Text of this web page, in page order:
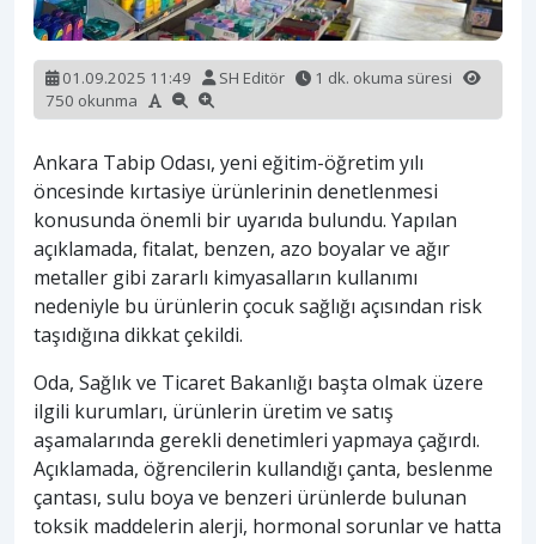
01.09.2025 11:49 SH Editör
1 dk. okuma süresi
750 okunma
Ankara Tabip Odası, yeni eğitim-öğretim yılı
öncesinde kırtasiye ürünlerinin denetlenmesi
konusunda önemli bir uyarıda bulundu. Yapılan
açıklamada, fitalat, benzen, azo boyalar ve ağır
metaller gibi zararlı kimyasalların kullanımı
nedeniyle bu ürünlerin çocuk sağlığı açısından risk
taşıdığına dikkat çekildi.
Oda, Sağlık ve Ticaret Bakanlığı başta olmak üzere
ilgili kurumları, ürünlerin üretim ve satış
aşamalarında gerekli denetimleri yapmaya çağırdı.
Açıklamada, öğrencilerin kullandığı çanta, beslenme
çantası, sulu boya ve benzeri ürünlerde bulunan
toksik maddelerin alerji, hormonal sorunlar ve hatta